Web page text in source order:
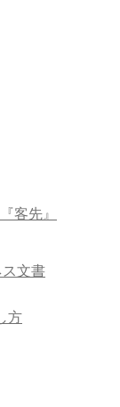
客先』
文書
方